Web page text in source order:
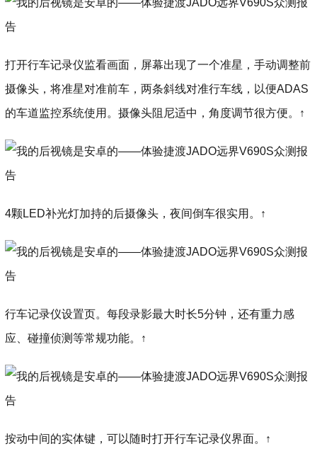
打开行车记录仪监看画面，屏幕出现了一个准星，手动调整前
摄像头，将准星对准前车，两条斜线对准行车线，以便ADAS
的车道监控系统使用。摄像头阻尼适中，角度调节很方便。↑
4颗LED补光灯加持的后摄像头，夜间倒车很实用。↑
行车记录仪设置页。每段录影最大时长5分钟，还有重力感
应、碰撞侦测等常规功能。↑
按动中间的实体键，可以随时打开行车记录仪界面。↑